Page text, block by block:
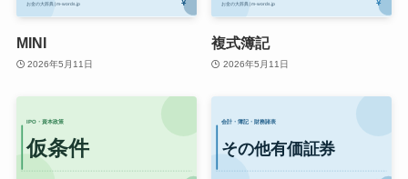
MINI
2026年5月11日
複式簿記
2026年5月11日